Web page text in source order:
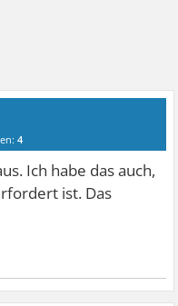
4
Ich habe das auch,
ist. Das